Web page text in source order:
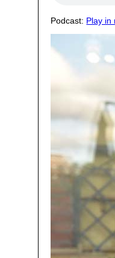
Podcast: Play in